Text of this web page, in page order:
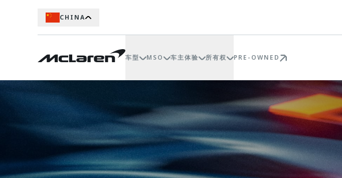
CHINA
车型 MSO 车主体验 所有权 PRE-OWNED